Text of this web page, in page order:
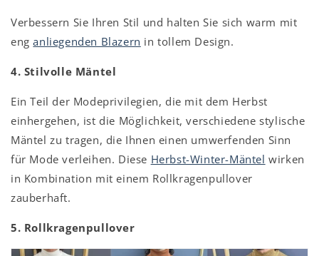
Verbessern Sie Ihren Stil und halten Sie sich warm mit
enganliegenden Blazern in tollem Design.
4. Stilvolle Mäntel
Ein Teil der Modeprivilegien, die mit dem Herbst
einhergehen, ist die Möglichkeit, verschiedene stylische
Mäntel zu tragen, die Ihnen einen umwerfenden Sinn
für Mode verleihen. Diese Herbst-Winter-Mäntel wirken
in Kombination mit einem Rollkragenpullover
zauberhaft.
5. Rollkragenpullover